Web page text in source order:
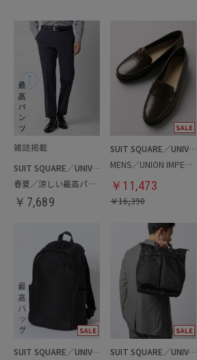
SUIT SQUARE／UNIVERSAL LANGUAGE
春夏／涼しい最高パンツ
￥ 7,689
SUIT SQUARE／UNIVERSAL LANGUAGE
MENS／UNION IMPERIAL監修／コインローファー
￥ 11,473
￥16,390
SUIT SQUARE／UNIVERSAL LANGUAGE
SUIT SQUARE／UNIVERSAL LANGUAGE